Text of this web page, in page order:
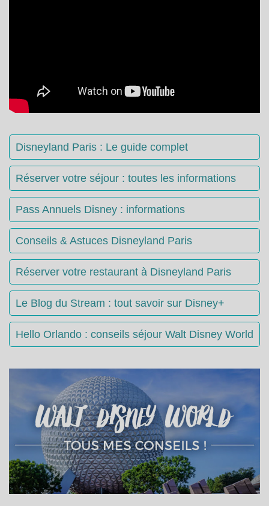
Disneyland Paris : Le guide complet
Réserver votre séjour : toutes les informations
Pass Annuels Disney : informations
Conseils & Astuces Disneyland Paris
Réserver votre restaurant à Disneyland Paris
Le Blog du Stream : tout savoir sur Disney+
Hello Orlando : conseils séjour Walt Disney World